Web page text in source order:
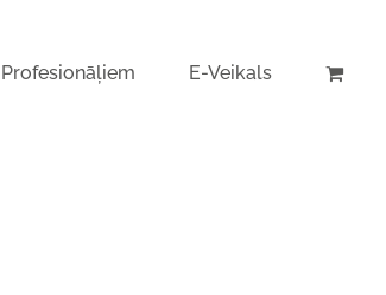
Profesionāļiem E-Veikals